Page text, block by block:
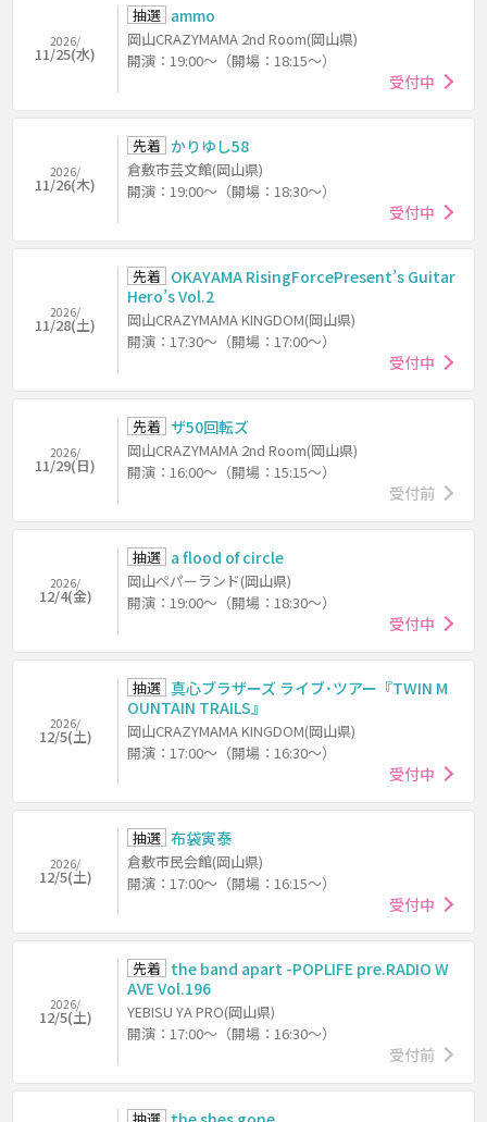
2026/
11/25(水)
抽選 ammo
岡山CRAZYMAMA 2nd Room(岡山県)
開演：19:00～（開場：18:15～）
受付中
2026/
11/26(木)
先着 かりゆし58
倉敷市芸文館(岡山県)
開演：19:00～（開場：18:30～）
受付中
2026/
11/28(土)
先着 OKAYAMA RisingForcePresent’s Guitar
Hero’s Vol.2
岡山CRAZYMAMA KINGDOM(岡山県)
開演：17:30～（開場：17:00～）
受付中
2026/
11/29(日)
先着 ザ50回転ズ
岡山CRAZYMAMA 2nd Room(岡山県)
開演：16:00～（開場：15:15～）
受付前
2026/
12/4(金)
抽選 a flood of circle
岡山ペパーランド(岡山県)
開演：19:00～（開場：18:30～）
受付中
2026/
12/5(土)
抽選 真心ブラザーズ ライブ･ツアー『TWIN M
OUNTAIN TRAILS』
岡山CRAZYMAMA KINGDOM(岡山県)
開演：17:00～（開場：16:30～）
受付中
2026/
12/5(土)
抽選 布袋寅泰
倉敷市民会館(岡山県)
開演：17:00～（開場：16:15～）
受付中
2026/
12/5(土)
先着 the band apart -POPLIFE pre.RADIO W
AVE Vol.196
YEBISU YA PRO(岡山県)
開演：17:00～（開場：16:30～）
受付前